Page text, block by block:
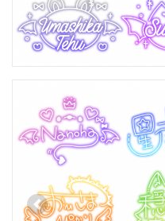
Previous